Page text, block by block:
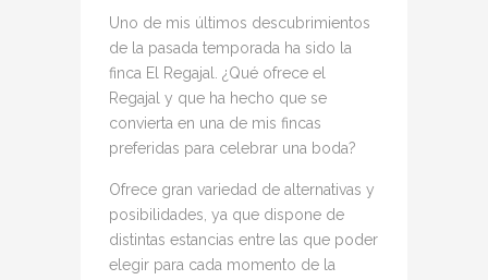
Uno de mis últimos descubrimientos
de la pasada temporada ha sido la
finca El Regajal. ¿Qué ofrece el
Regajal y que ha hecho que se
convierta en una de mis fincas
preferidas para celebrar una boda?
Ofrece gran variedad de alternativas y
posibilidades, ya que dispone de
distintas estancias entre las que poder
elegir para cada momento de la